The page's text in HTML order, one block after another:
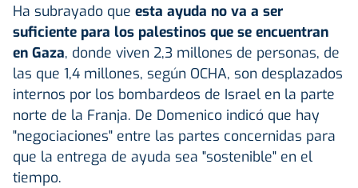
Ha subrayado que esta ayuda no va a ser
suficiente para los palestinos que se encuentran
en Gaza, donde viven 2,3 millones de personas, de
las que 1,4 millones, según OCHA, son desplazados
internos por los bombardeos de Israel en la parte
norte de la Franja. De Domenico indicó que hay
"negociaciones" entre las partes concernidas para
que la entrega de ayuda sea "sostenible" en el
tiempo.